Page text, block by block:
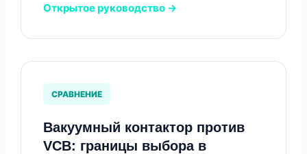
Открытое руководство →
СРАВНЕНИЕ
Вакуумный контактор против
VCB: границы выбора в